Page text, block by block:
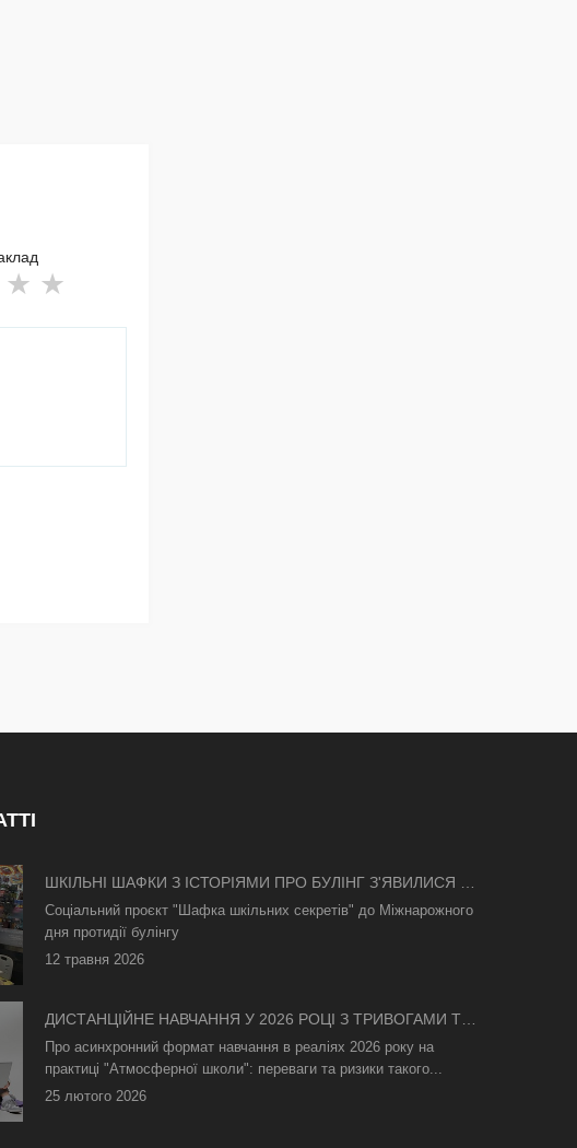
ШКІЛЬНІ ШАФКИ З ІСТОРІЯМИ ПРО БУЛІНГ З'ЯВИЛИСЯ В
КИЄВІ
Соціальний проєкт "Шафка шкільних секретів" до Міжнарожного
дня протидії булінгу
12 травня 2026
ДИСТАНЦІЙНЕ НАВЧАННЯ У 2026 РОЦІ З ТРИВОГАМИ ТА
БЕЗ СВІТЛА: ЯК АСИНХРОННИЙ ФОРМАТ РЯТУЄ
ОСВІТНІЙ ПРОЦЕС
Про асинхронний формат навчання в реаліях 2026 року на
практиці "Атмосферної школи": переваги та ризики такого...
25 лютого 2026